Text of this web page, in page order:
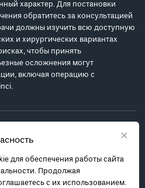
×
для обеспечения работы сайта
Продолжая
с их использованием.
характер. Для постановки
обратитесь за консультацией
должны изучить всю доступную
и хирургических вариантах
чтобы принять
осложнения могут
включая операцию с
данных